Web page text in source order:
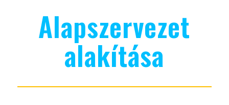
Alapszervezet
alakítása